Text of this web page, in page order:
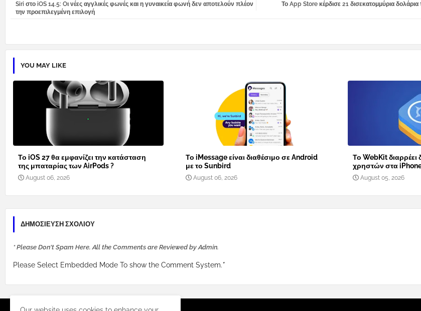
Το App Store κέρδισε 21 δισεκατομμύρια
Siri στο iOS 14.5: Oι νέες αγγλικές φωνές και η γυναικεία φωνή δεν αποτελούν πλέον
την προεπιλεγμένη επιλογή
YOU MAY LIKE
Το iOS 27 θα εμφανίζει την κατάσταση
της μπαταρίας των AirPods ?
August 06, 2026
Το iMessage είναι διαθέσιμο σε Android
με το Sunbird
August 06, 2026
Το WebKit διαρρέει
χρηστών στα
August 05, 2026
ΔΗΜΟΣΊΕΥΣΗ ΣΧΟΛΊΟΥ
* Please Don't Spam Here. All the Comments are Reviewed by Admin.
Please Select Embedded Mode To show the Comment System.*